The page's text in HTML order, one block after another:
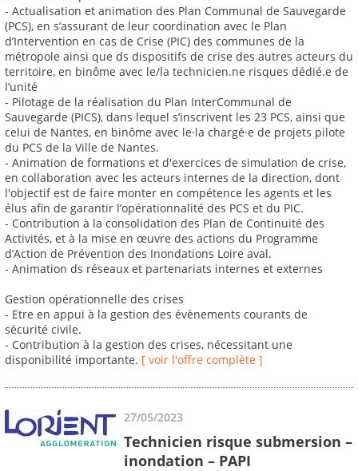
- Actualisation et animation des Plan Communal de Sauvegarde
(PCS), en s’assurant de leur coordination avec le Plan
d’Intervention en cas de Crise (PIC) des communes de la
métropole ainsi que ds dispositifs de crise des autres acteurs du
territoire, en binôme avec le/la technicien.ne risques dédié.e de
l’unité
- Pilotage de la réalisation du Plan InterCommunal de
Sauvegarde (PICS), dans lequel s’inscrivent les 23 PCS, ainsi que
celui de Nantes, en binôme avec le·la chargé·e de projets pilote
du PCS de la Ville de Nantes.
- Animation de formations et d'exercices de simulation de crise,
en collaboration avec les acteurs internes de la direction, dont
l'objectif est de faire monter en compétence les agents et les
élus afin de garantir l’opérationnalité des PCS et du PIC.
- Contribution à la consolidation des Plan de Continuité des
Activités, et à la mise en œuvre des actions du Programme
d’Action de Prévention des Inondations Loire aval.
- Animation ds réseaux et partenariats internes et externes
Gestion opérationnelle des crises
- Etre en appui à la gestion des évènements courants de
sécurité civile.
- Contribution à la gestion des crises, nécessitant une
disponibilité importante. [ voir l'offre complète ]
27/05/2023
Technicien risque submersion –
inondation – PAPI